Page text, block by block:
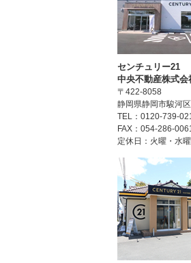
センチュリー21
中央不動産株式会
〒422-8058
静岡県静岡市駿河
TEL：0120-739-
FAX：054-286-
定休日：火曜・水